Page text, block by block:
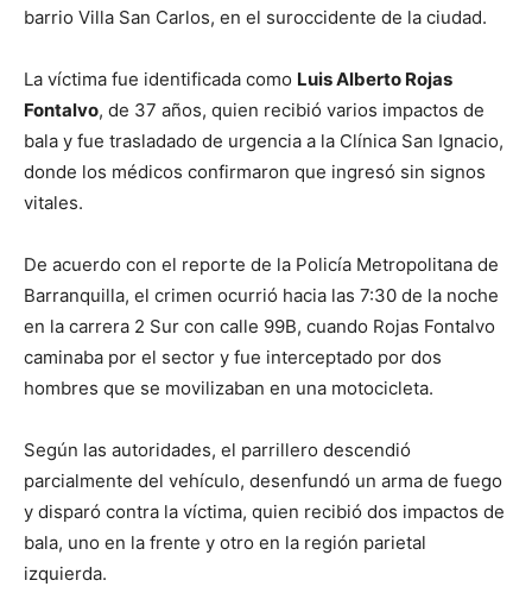
barrio Villa San Carlos, en el suroccidente de la ciudad.
La víctima fue identificada como Luis Alberto Rojas
Fontalvo, de 37 años, quien recibió varios impactos de
bala y fue trasladado de urgencia a la Clínica San Ignacio,
donde los médicos confirmaron que ingresó sin signos
vitales.
De acuerdo con el reporte de la Policía Metropolitana de
Barranquilla, el crimen ocurrió hacia las 7:30 de la noche
en la carrera 2 Sur con calle 99B, cuando Rojas Fontalvo
caminaba por el sector y fue interceptado por dos
hombres que se movilizaban en una motocicleta.
Según las autoridades, el parrillero descendió
parcialmente del vehículo, desenfundó un arma de fuego
y disparó contra la víctima, quien recibió dos impactos de
bala, uno en la frente y otro en la región parietal
izquierda.